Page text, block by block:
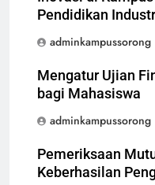
Pendidikan
adminkampussorong
Mengatur Ujian
bagi Mahasiswa
adminkampussorong
Pemeriksaan
Keberhasilan